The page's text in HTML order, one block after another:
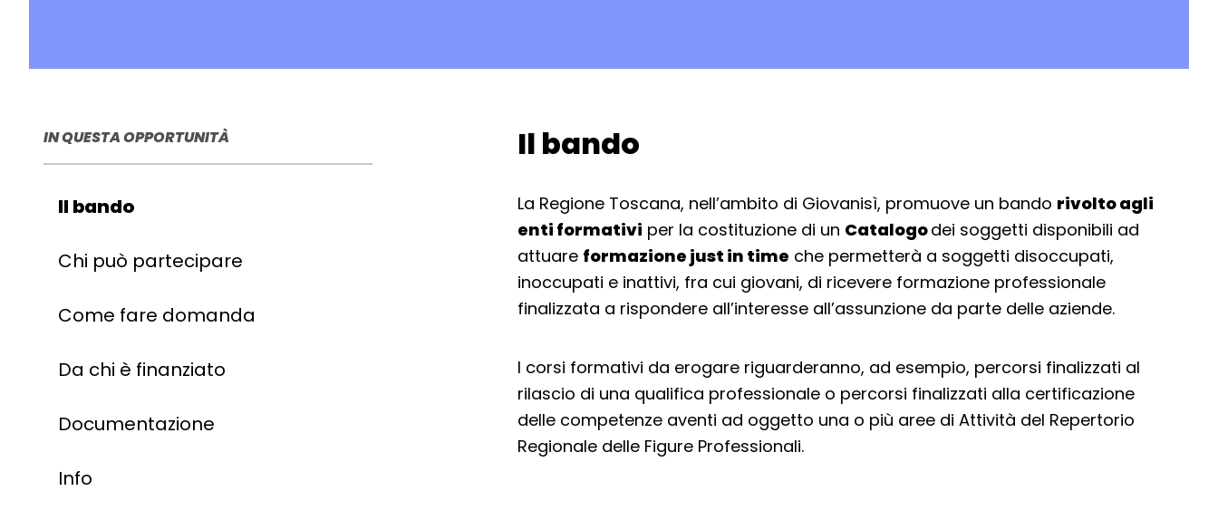
IN QUESTA OPPORTUNITÀ
Il bando
Chi può partecipare
Come fare domanda
Da chi è finanziato
Documentazione
Info
Il bando
La Regione Toscana, nell’ambito di Giovanisì, promuove un bando rivolto agli
enti formativi per la costituzione di un Catalogodei soggetti disponibili ad
attuare formazione just in time che permetterà a soggetti disoccupati,
inoccupati e inattivi, fra cui giovani, di ricevere formazione professionale
finalizzata a rispondere all’interesse all’assunzione da parte delle aziende.
I corsi formativi da erogare riguarderanno, ad esempio, percorsi finalizzati al
rilascio di una qualifica professionale o percorsi finalizzati alla certificazione
delle competenze aventi ad oggetto una o più aree di Attività del Repertorio
Regionale delle Figure Professionali.
Torna alla navigazione